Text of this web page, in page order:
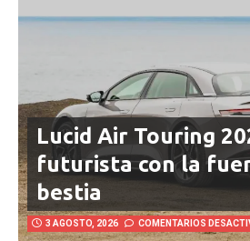
Lucid Air Touring
futurista con la
bestia
3 AGOSTO, 2026 COMENTARIOS